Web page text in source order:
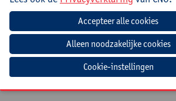
Leerkrachten, zorgcoördinatoren,
beleidsmedewerkers van het
onderwijs
Cookie-instellingen